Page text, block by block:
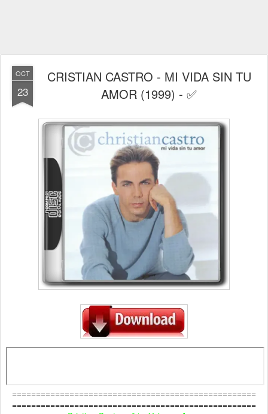
OCT
23
CRISTIAN CASTRO - MI VIDA SIN TU
AMOR (1999) - ✅
===================================================
===================================================